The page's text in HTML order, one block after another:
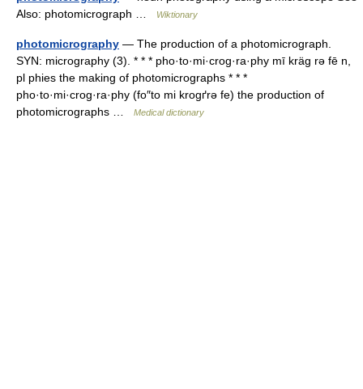
Also: photomicrograph …
Wiktionary
photomicrography — The production of a photomicrograph.
SYN: micrography (3). * * * pho·to·mi·crog·ra·phy mī kräg rə fē n,
pl phies the making of photomicrographs * * *
pho·to·mi·crog·ra·phy (fo″to mi krogґrə fe) the production of
photomicrographs …
Medical dictionary